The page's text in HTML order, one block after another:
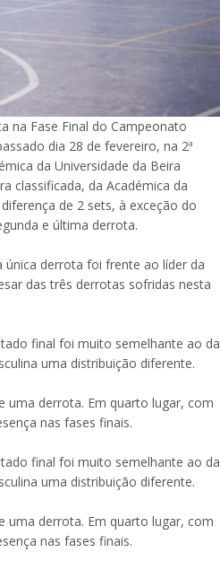
na Fase Final do Campeonato
dia 28 de fevereiro, na 2ª
da Universidade da Beira
classificada, da Académica da
de 2 sets, à exceção do
e última derrota.
única derrota foi frente ao líder da
das três derrotas sofridas nesta
final foi muito semelhante ao da
uma distribuição diferente.
uma derrota. Em quarto lugar, com
nas fases finais.
final foi muito semelhante ao da
uma distribuição diferente.
uma derrota. Em quarto lugar, com
nas fases finais.